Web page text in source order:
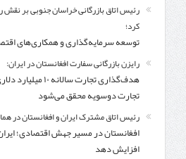
رئیس اتاق بازرگانی خراسان جنوبی بر نقش
کرد؛
توسعه سرمایه‌گذاری و همکاری‌های
رایزن بازرگانی سفارت افغانستان در ایران:
هدف‌گذاری تجارت
تجارت دوسویه محقق می‌شود
رئیس اتاق مشترک ایران و افغانستان در
افغانستان در مسیر جهش اقتصادی؛
افزایش دهد